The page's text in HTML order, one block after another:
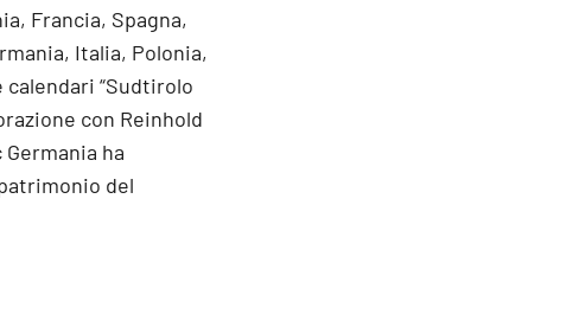
Francia, Spagna,
Italia, Polonia,
calendari “Sudtirolo
con Reinhold
Germania ha
del